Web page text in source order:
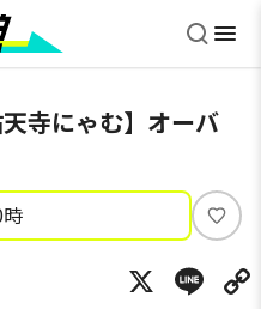
寺にゃむ】オーバ
い
ね
X